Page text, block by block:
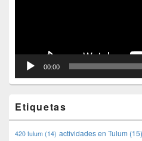
00:00
Etiquetas
420 tulum (14) actividades en Tulum (15)